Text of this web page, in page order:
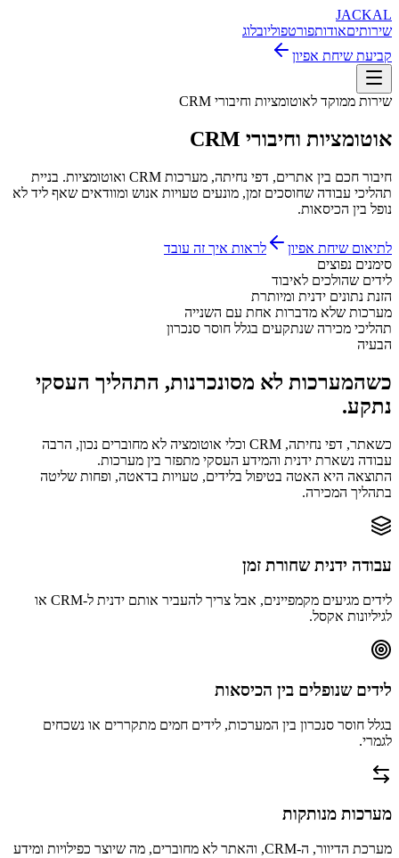
JACKAL
שירותיםאודותפורטפוליובלוג
קביעת שיחת אפיון
שירות ממוקד לאוטומציות וחיבורי CRM
אוטומציות וחיבורי CRM
חיבור חכם בין אתרים, דפי נחיתה, מערכות CRM ואוטומציות. בניית
תהליכי עבודה שחוסכים זמן, מונעים טעויות אנוש ומוודאים שאף ליד לא
נופל בין הכיסאות.
לתיאום שיחת אפיון
לראות איך זה עובד
סימנים נפוצים
לידים שהולכים לאיבוד
הזנת נתונים ידנית ומיותרת
מערכות שלא מדברות אחת עם השנייה
תהליכי מכירה שנתקעים בגלל חוסר סנכרון
הבעיה
כשהמערכות לא מסונכרנות, התהליך העסקי
נתקע.
כשאתר, דפי נחיתה, CRM וכלי אוטומציה לא מחוברים נכון, הרבה
עבודה נשארת ידנית והמידע העסקי מתפזר בין מערכות.
התוצאה היא האטה בטיפול בלידים, טעויות בדאטה, ופחות שליטה
בתהליך המכירה.
עבודה ידנית שחורת זמן
לידים מגיעים מקמפיינים, אבל צריך להעביר אותם ידנית ל-CRM או
לגיליונות אקסל.
לידים שנופלים בין הכיסאות
בגלל חוסר סנכרון בין המערכות, לידים חמים מתקררים או נשכחים
לגמרי.
מערכות מנותקות
מערכת הדיוור, ה-CRM, והאתר לא מחוברים, מה שיוצר כפילויות ומידע